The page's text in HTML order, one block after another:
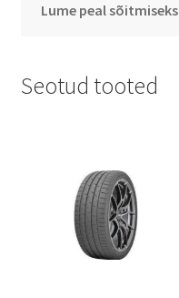
Lume peal sõitmiseks
Seotud tooted